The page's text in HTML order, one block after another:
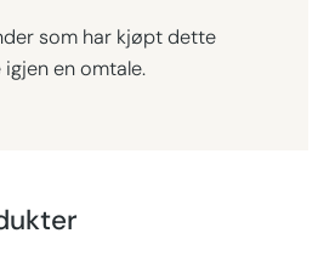
som har kjøpt dette
en omtale.